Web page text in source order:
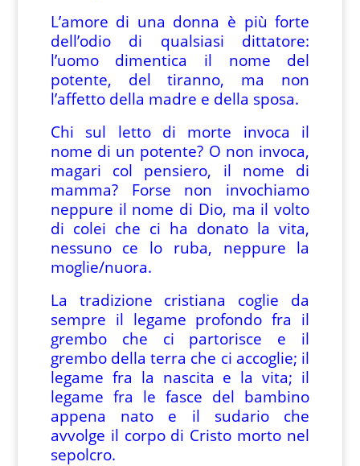
L’amore di una donna è più forte
dell’odio di qualsiasi dittatore:
l’uomo dimentica il nome del
potente, del tiranno, ma non
l’affetto della madre e della sposa.
Chi sul letto di morte invoca il
nome di un potente? O non invoca,
magari col pensiero, il nome di
mamma? Forse non invochiamo
neppure il nome di Dio, ma il volto
di colei che ci ha donato la vita,
nessuno ce lo ruba, neppure la
moglie/nuora.
La tradizione cristiana coglie da
sempre il legame profondo fra il
grembo che ci partorisce e il
grembo della terra che ci accoglie; il
legame fra la nascita e la vita; il
legame fra le fasce del bambino
appena nato e il sudario che
avvolge il corpo di Cristo morto nel
sepolcro.